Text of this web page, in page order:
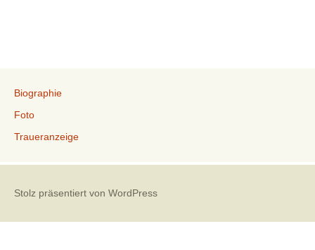
Biographie
Foto
Traueranzeige
Stolz präsentiert von WordPress